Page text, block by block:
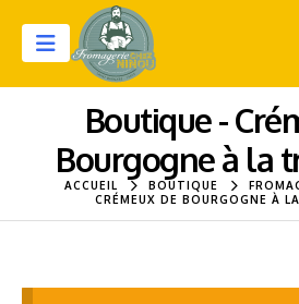
Boutique -
Bourgogne à la
ACCUEIL BOUTIQUE
CRÉMEUX DE BOURGOGNE À